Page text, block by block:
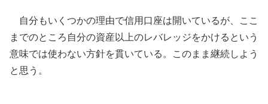
自分もいくつかの理由で信用口座は開いているが、ここ
までのところ自分の資産以上のレバレッジをかけるという
意味では使わない方針を貫いている。このまま継続しよう
と思う。